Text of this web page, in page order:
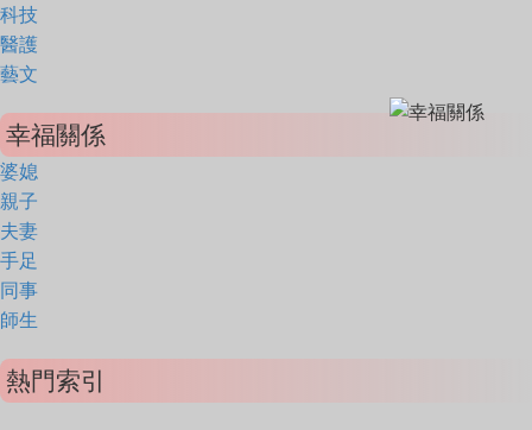
科技
醫護
藝文
幸福關係
婆媳
親子
夫妻
手足
同事
師生
熱門索引